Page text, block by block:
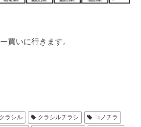
買いに行きます。
クラシル クラシルチラシ
コノチラ